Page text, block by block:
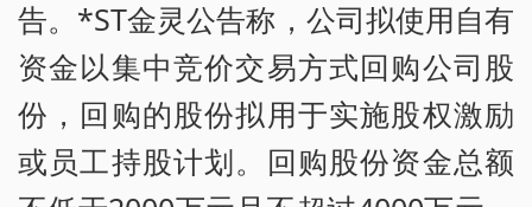
告。*ST金灵公告称，公司拟使用自有
资金以集中竞价交易方式回购公司股
份，回购的股份拟用于实施股权激励
或员工持股计划。回购股份资金总额